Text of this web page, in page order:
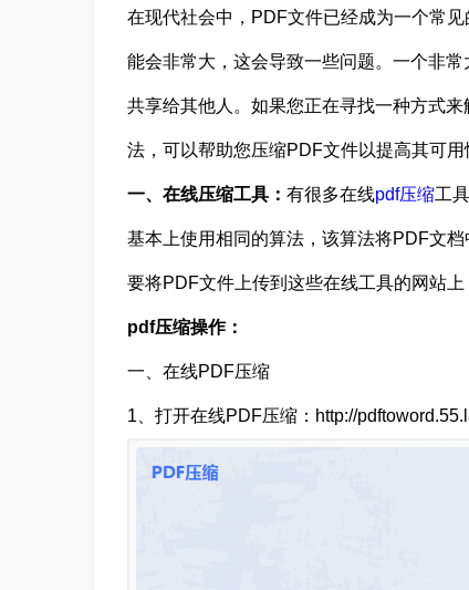
在现代社会中，PDF文件已经成为一个常
能会非常大，这会导致一些问题。一个非
共享给其他人。如果您正在寻找一种方式
法，可以帮助您压缩PDF文件以提高其可用
一、在线压缩工具： 有很多在线pdf压缩工
基本上使用相同的算法，该算法将PDF文
要将PDF文件上传到这些在线工具的网站
pdf压缩操作：
一、在线PDF压缩
1、打开在线PDF压缩：http://